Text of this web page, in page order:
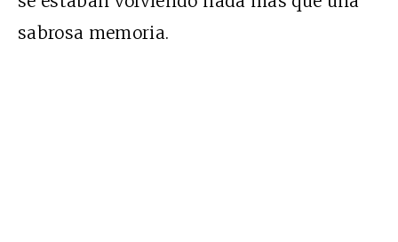
sabrosa memoria.